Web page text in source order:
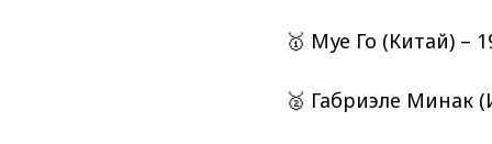
🥇 Муе Го (Китай) –
🥈 Габриэле Минак